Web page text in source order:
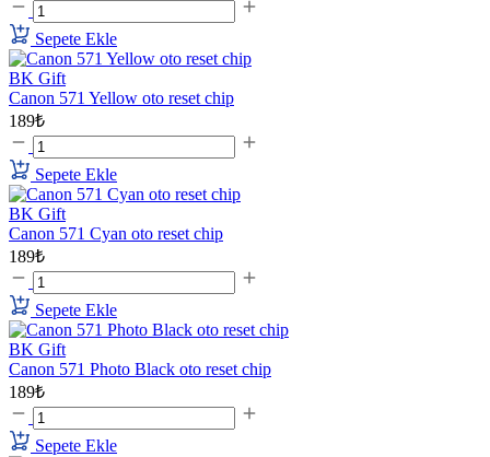
Sepete Ekle
BK Gift
Canon 571 Yellow oto reset chip
189₺
Sepete Ekle
BK Gift
Canon 571 Cyan oto reset chip
189₺
Sepete Ekle
BK Gift
Canon 571 Photo Black oto reset chip
189₺
Sepete Ekle